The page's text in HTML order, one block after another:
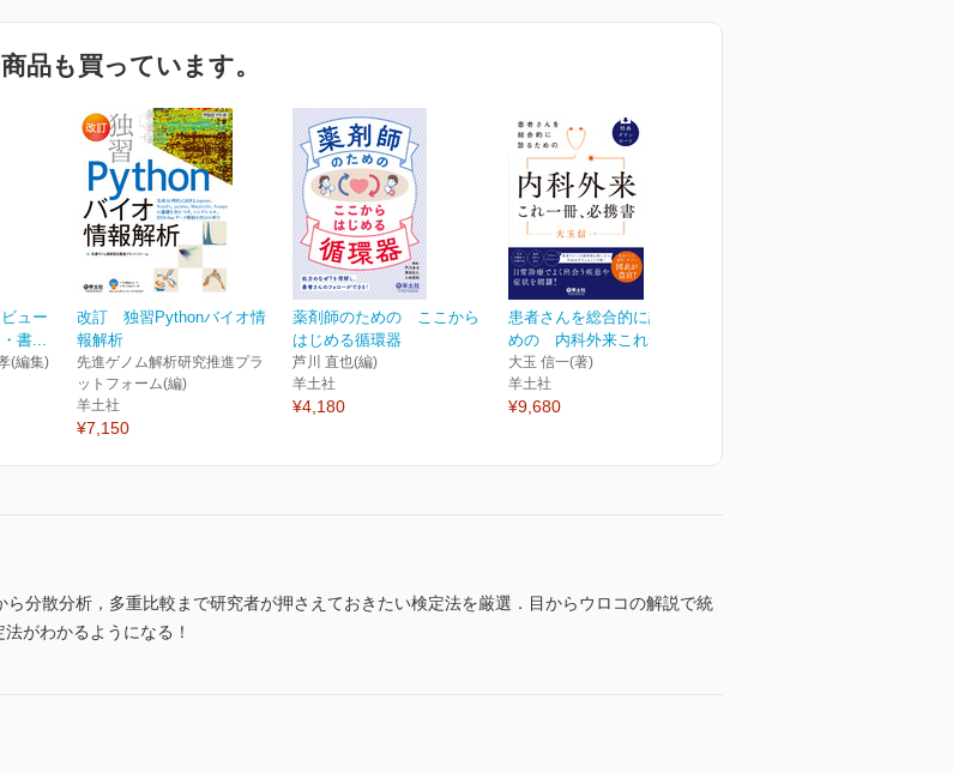
品も買っています。
ュー
書...
(編集)
改訂 独習Pythonバイオ情
報解析
先進ゲノム解析研究推進プラ
ットフォーム(編)
羊土社
¥7,150
薬剤師のための ここから
はじめる循環器
芦川 直也(編)
羊土社
¥4,180
患者さんを総合的に診るた
めの 内科外来これ一冊...
大玉 信一(著)
羊土社
¥9,680
分散分析，多重比較まで研究者が押さえておきたい検定法を厳選．目からウロコの解説で統
がわかるようになる！